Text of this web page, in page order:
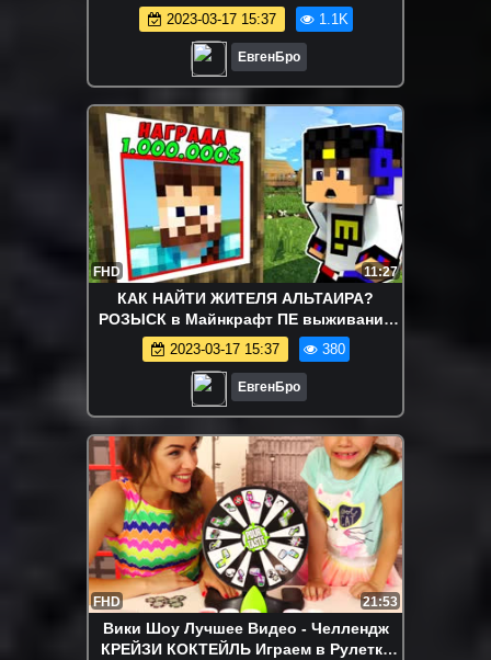
ТРОЛЛИНГ НУБА МУЛЬТИК
2023-03-17 15:37 1.1K
ЕвгенБро
FHD 11:27
КАК НАЙТИ ЖИТЕЛЯ АЛЬТАИРА?
РОЗЫСК в Майнкрафт ПЕ выживание
2018 деревня моды видео
2023-03-17 15:37 380
ЕвгенБро
FHD 21:53
Вики Шоу Лучшее Видео - Челлендж
КРЕЙЗИ КОКТЕЙЛЬ Играем в Рулетку